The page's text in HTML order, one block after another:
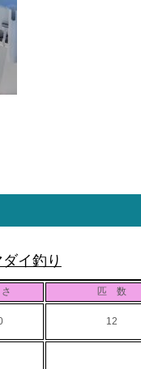
イ釣り
匹 数
12